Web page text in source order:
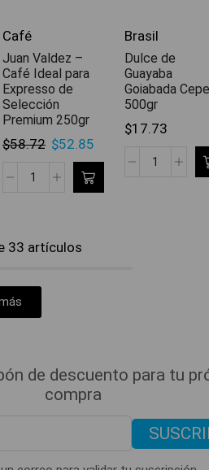
Café
Juan Valdez –
Café Ideal para
Expresso de
Selección
Premium 250gr
$58.72 $52.85
Brasil
Dulce de
Guayaba
Goiabada
500gr
$17.73
33 artículos
de descuento para tu
compra